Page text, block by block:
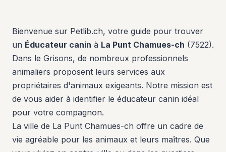
Bienvenue sur Petlib.ch, votre guide pour trouver
un Éducateur canin à La Punt Chamues-ch (7522).
Dans le Grisons, de nombreux professionnels
animaliers proposent leurs services aux
propriétaires d'animaux exigeants. Notre mission est
de vous aider à identifier le éducateur canin idéal
pour votre compagnon.
La ville de La Punt Chamues-ch offre un cadre de
vie agréable pour les animaux et leurs maîtres. Que